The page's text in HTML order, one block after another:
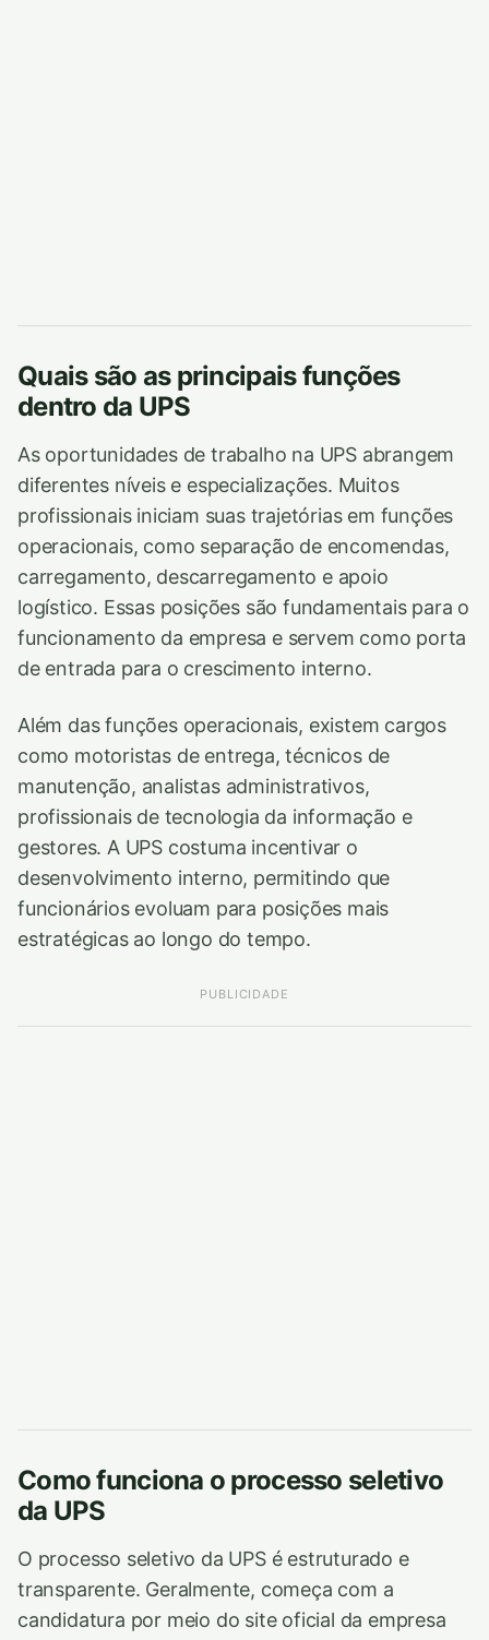
Quais são as principais funções
dentro da UPS
As oportunidades de trabalho na UPS abrangem
diferentes níveis e especializações. Muitos
profissionais iniciam suas trajetórias em funções
operacionais, como separação de encomendas,
carregamento, descarregamento e apoio
logístico. Essas posições são fundamentais para o
funcionamento da empresa e servem como porta
de entrada para o crescimento interno.
Além das funções operacionais, existem cargos
como motoristas de entrega, técnicos de
manutenção, analistas administrativos,
profissionais de tecnologia da informação e
gestores. A UPS costuma incentivar o
desenvolvimento interno, permitindo que
funcionários evoluam para posições mais
estratégicas ao longo do tempo.
PUBLICIDADE
Como funciona o processo seletivo
da UPS
O processo seletivo da UPS é estruturado e
transparente. Geralmente, começa com a
candidatura por meio do site oficial da empresa